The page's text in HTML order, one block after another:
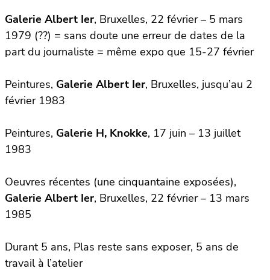
Galerie Albert Ier, Bruxelles, 22 février – 5 mars
1979 (??) = sans doute une erreur de dates de la
part du journaliste = même expo que 15-27 février
Peintures, Galerie Albert Ier, Bruxelles, jusqu’au 2
février 1983
Peintures, Galerie H, Knokke, 17 juin – 13 juillet
1983
Oeuvres récentes (une cinquantaine exposées),
Galerie Albert Ier, Bruxelles, 22 février – 13 mars
1985
Durant 5 ans, Plas reste sans exposer, 5 ans de
travail à l’atelier